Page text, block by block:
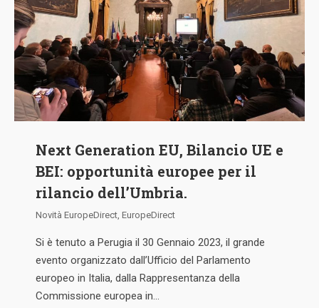
Next Generation EU, Bilancio UE e
BEI: opportunità europee per il
rilancio dell’Umbria.
Novità EuropeDirect, EuropeDirect
Si è tenuto a Perugia il 30 Gennaio 2023, il grande
evento organizzato dall’Ufficio del Parlamento
europeo in Italia, dalla Rappresentanza della
Commissione europea in…